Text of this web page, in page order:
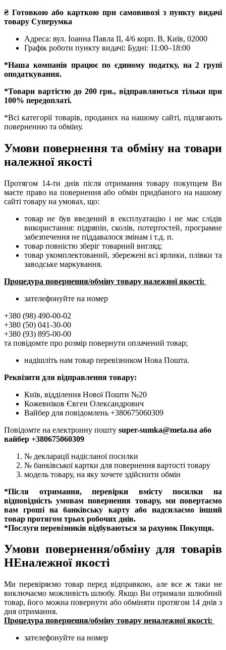
₴ Готовкою або карткою при самовивозі з пункту видачі
товару Суперумка
Адреса: вул. Іоанна Павла II, 4/6 корп. В, Київ, 02000
Графік роботи пункту видачі: Будні: 11:00–18:00
*Наша компанія працює по єдиному податку, на 2 групі
оподаткування.
*Товари вартістю до 200 грн., відправляються тільки при
100% передоплаті.
*Всі категорії товарів, проданих на нашому сайті, підлягають
поверненню та обміну.
Умови повернення та обміну на товари
належної якості
Протягом 14-ти днів після отримання товару покупцем Ви
маєте право на повернення або обмін придбаного на нашому
сайті товару на умовах, що:
товар не був введений в експлуатацію і не має слідів
використання: підряпін, сколів, потертостей, програмне
забезпечення не піддавалося змінам і т.д. п.
товар повністю зберіг товарний вигляд;
товар укомплектований, збережені всі ярлики, плівки та
заводське маркування.
Процедура повернення/обміну товару належної якості:
зателефонуйте на номер
+380 (98) 490-00-02
+380 (50) 041-30-00
+380 (93) 895-00-00
та повідомте про розмір повернути оплачений товар;
надішліть нам товар перевізником Нова Пошта.
Реквізити для відправлення товару:
Київ, відділення Нової Пошти №20
Кожевніков Євген Олександрович
Вайбер для повідомлень +380675060309
Повідомте на електронну пошту super-sumka@meta.ua або
вайбер +380675060309
№ декларації надісланої посилки
№ банківської картки для повернення вартості товару
модель товару, на яку хочете здійснити обмін
*Після отримання, перевірки вмісту посилки на
відповідність умовам повернення товару, ми повертаємо
вам гроші на банківську карту або надсилаємо інший
товар протягом трьох робочих днів.
*Послуги перевізників відбуваються за рахунок Покупця.
Умови повернення/обміну для товарів
НЕналежної якості
Ми перевіряємо товар перед відправкою, але все ж таки не
виключаємо можливість шлюбу. Якщо Ви отримали шлюбний
товар, його можна повернути або обміняти протягом 14 днів з
дня отримання.
Процедура повернення/обміну товару неналежної якості:
зателефонуйте на номер